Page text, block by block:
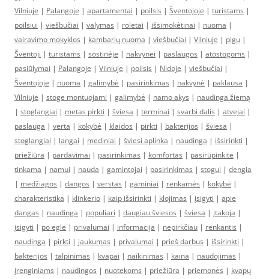
Vilniuje | Palangoje | apartamentai | poilsis | Šventojoje | turistams |
poilsiui | viešbučiai | valymas | roletai | išsimokėtinai | nuoma |
vairavimo mokyklos | kambarių nuoma | viešbučiai | Vilniuje | pigu |
Šventoji | turistams | sostinėje | nakvynei | paslaugos | atostogoms |
pasiūlymai | Palangoje | Vilniuje | poilsis | Nidoje | viešbučiai |
Šventojoje | nuoma | galimybė | pasirinkimas | nakvynė | paklausa |
Vilniuje | stoge montuojami | galimybė | namo akys | naudinga žiemą
| stoglangiai | metas pirkti | šviesa | terminai | svarbi dalis | atvejai |
paslauga | verta | kokybė | klaidos | pirkti | bakterijos | šviesa |
stoglangiai | langai | mediniai | šviesi aplinka | naudinga | išsirinkti |
priežiūra | pardavimai | pasirinkimas | komfortas | pasirūpinkite |
tinkama | namui | nauda | gamintojai | pasirinkimas | stogui | dengia
| medžiagos | dangos | verstas | gaminiai | renkamės | kokybė |
charakteristika | klinkerio | kaip išsirinkti | klojimas | įsigyti | apie
dangas | naudinga | populiari | daugiau šviesos | šviesa | įtakoja |
įsigyti | po egle | privalumai | informacija | nepirkčiau | renkantis |
naudinga | pirkti | jaukumas | privalumai | prieš darbus | išsirinkti |
bakterijos | talpinimas | kvapai | naikinimas | kaina | naudojimas |
įrenginiams | naudingos | nuotekoms | priežiūra | priemonės | kvapų